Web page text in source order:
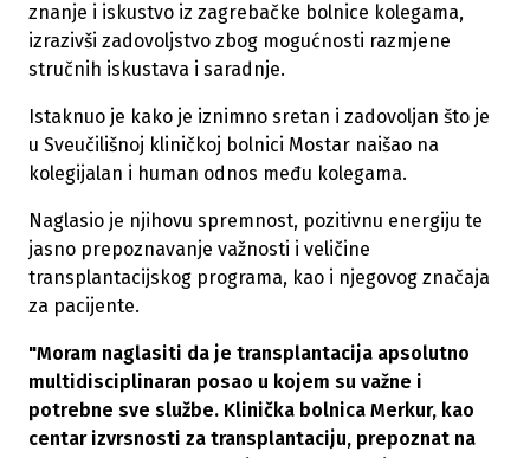
znanje i iskustvo iz zagrebačke bolnice kolegama,
izrazivši zadovoljstvo zbog mogućnosti razmjene
stručnih iskustava i saradnje.
Istaknuo je kako je iznimno sretan i zadovoljan što je
u Sveučilišnoj kliničkoj bolnici Mostar naišao na
kolegijalan i human odnos među kolegama.
Naglasio je njihovu spremnost, pozitivnu energiju te
jasno prepoznavanje važnosti i veličine
transplantacijskog programa, kao i njegovog značaja
za pacijente.
"Moram naglasiti da je transplantacija apsolutno
multidisciplinaran posao u kojem su važne i
potrebne sve službe. Klinička bolnica Merkur, kao
centar izvrsnosti za transplantaciju, prepoznat na